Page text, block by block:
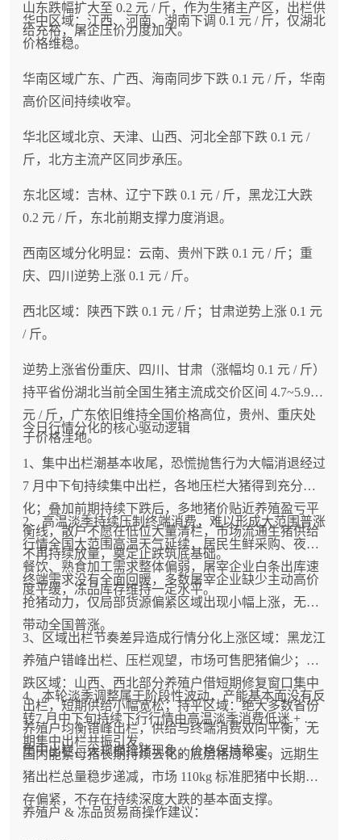
山东跌幅扩大至 0.2 元 / 斤，作为生猪主产区，出栏供
给充裕，屠企压价力度加大。
华中区域：江西、河南、湖南下调 0.1 元 / 斤，仅湖北
价格维稳。
华南区域广东、广西、海南同步下跌 0.1 元 / 斤，华南
高价区间持续收窄。
华北区域北京、天津、山西、河北全部下跌 0.1 元 /
斤，北方主流产区同步承压。
东北区域：吉林、辽宁下跌 0.1 元 / 斤，黑龙江大跌
0.2 元 / 斤，东北前期支撑力度消退。
西南区域分化明显：云南、贵州下跌 0.1 元 / 斤；重
庆、四川逆势上涨 0.1 元 / 斤。
西北区域：陕西下跌 0.1 元 / 斤；甘肃逆势上涨 0.1 元
/ 斤。
逆势上涨省份重庆、四川、甘肃（涨幅均 0.1 元 / 斤）
持平省份湖北当前全国生猪主流成交价区间 4.7~5.9
元 / 斤，广东依旧维持全国价格高位，贵州、重庆处
于价格洼地。
今日行情分化的核心驱动逻辑
1、集中出栏潮基本收尾，恐慌抛售行为大幅消退经过
7 月中下旬持续集中出栏，各地压栏大猪得到充分消
化；叠加前期持续下跌后，多地猪价贴近养殖盈亏平
衡线，散户不愿在低位大量清栏，市场流通生猪供给
不再持续放量，奠定止跌筑底基础。
2、高温淡季持续压制终端消费，难以形成大范围普涨
行情全国大范围高温天气延续，居民生鲜采购、夜市
餐饮、熟食加工需求整体偏弱，屠宰企业白条出库速
度平缓，冻品库存维持一定水平。
终端需求没有全面回暖，多数屠宰企业缺少主动高价
抢猪动力，仅局部货源偏紧区域出现小幅上涨，无法
带动全国普涨。
3、区域出栏节奏差异造成行情分化上涨区域：黑龙江
养殖户错峰出栏、压栏观望，市场可售肥猪偏少；下
跌区域：山西、西北部分养殖户借短期修复窗口集中
出栏，短期供给小幅宽松；持平区域：绝大多数省份
养殖户均衡错峰出栏，供给与终端消费双向平衡，无
集中出栏、大规模抢猪现象，价格保持稳定。
4、本轮淡季调整属于阶段性波动，产能基本面没有反
转7 月中下旬持续下行行情由高温淡季消费低迷 + 前
期集中出栏共振引发。
国内能繁母猪长期持续去化的底层格局不变，远期生
猪出栏总量稳步递减，市场 110kg 标准肥猪中长期库
存偏紧，不存在持续深度大跌的基本面支撑。
养殖户 & 冻品贸易商操作建议：